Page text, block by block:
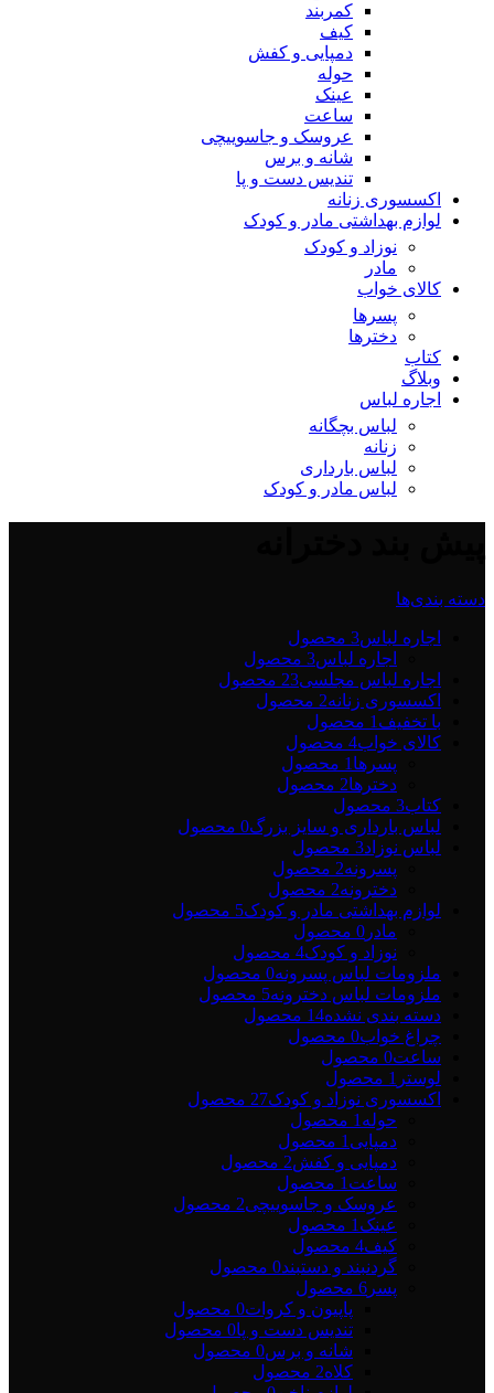
کمربند
کیف
دمپایی و کفش
حوله
عینک
ساعت
عروسک و جاسوییچی
شانه و برس
تندیس دست و پا
اکسسوری زنانه
لوازم بهداشتی مادر و کودک
نوزاد و کودک
مادر
کالای خواب
پسرها
دخترها
کتاب
وبلاگ
اجاره لباس
لباس بچگانه
زنانه
لباس بارداری
لباس مادر و کودک
دسته بندی‌ها
اجاره لباس3 محصول
اجاره لباس3 محصول
اجاره لباس مجلسی23 محصول
اکسسوری زنانه2 محصول
با تخفیف 1 محصول
کالای خواب4 محصول
پسرها 1 محصول
دخترها2 محصول
کتاب3 محصول
لباس بارداری و سایز بزرگ0 محصول
لباس نوزاد3 محصول
پسرونه2 محصول
دخترونه2 محصول
لوازم بهداشتی مادر و کودک5 محصول
مادر 0 محصول
نوزاد و کودک4 محصول
ملزومات لباس پسرونه0 محصول
ملزومات لباس دخترونه5 محصول
دسته بندی نشده14 محصول
چراغ خواب0 محصول
ساعت0 محصول
لوستر 1 محصول
اکسسوری نوزاد و کودک27 محصول
حوله 1 محصول
دمپایی 1 محصول
دمپایی و کفش2 محصول
ساعت 1 محصول
عروسک و جاسوییچی2 محصول
عینک 1 محصول
کیف4 محصول
گردنبند و دستبند0 محصول
پسر 6 محصول
پاپیون و کروات0 محصول
تندیس دست و پا0 محصول
شانه و برس0 محصول
کلاه2 محصول